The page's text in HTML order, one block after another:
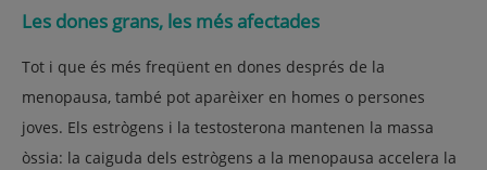
Les dones grans, les més afectades
Tot i que és més freqüent en dones després de la
menopausa, també pot aparèixer en homes o persones
joves. Els estrògens i la testosterona mantenen la massa
òssia: la caiguda dels estrògens a la menopausa accelera la